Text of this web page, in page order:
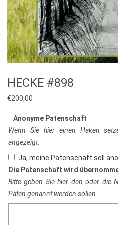
HECKE #898
€200,00
Anonyme Patenschaft
Wenn Sie hier einen Haken
angezeigt.
Ja, meine Patenschaft soll
Die Patenschaft wird
Bitte geben Sie hier den oder die
Paten genannt werden sollen.